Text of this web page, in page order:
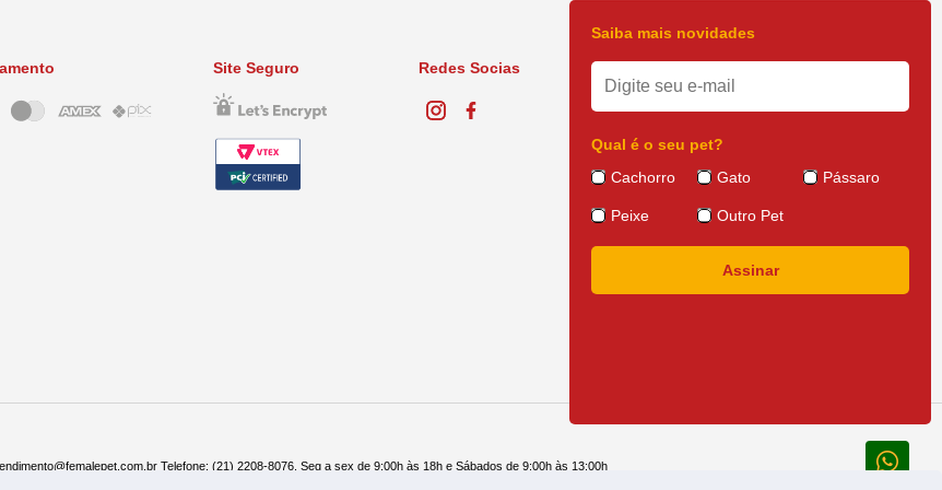
Site Seguro Redes Socias
Saiba mais novidades
Qual é o seu pet?
Cachorro
Gato Pássaro
Peixe Outro Pet
Telefone: (21) 2208-8076. Seg a sex de 9:00h às 18h e Sábados de 9:00h às 13:00h